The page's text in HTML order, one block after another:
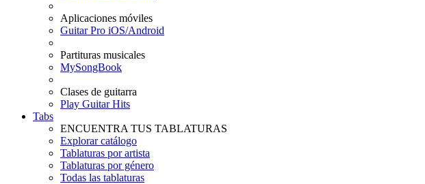
Aplicaciones móviles
Guitar Pro iOS/Android
Partituras musicales
MySongBook
Clases de guitarra
Play Guitar Hits
Tabs
ENCUENTRA TUS TABLATURAS
Explorar catálogo
Tablaturas por artista
Tablaturas por género
Todas las tablaturas